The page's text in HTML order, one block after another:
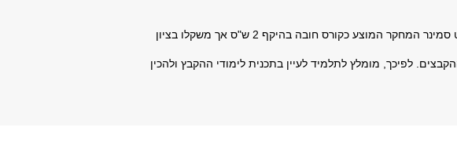
לכל שעה סמסטריאלית בתכנית הלימודים ינתן משקל שווה בשיקלול הציון הסופי בקורס, למעט סמינר המחקר המוצע כקורס חובה בהיקף 2 ש"ס אך משקלו בציון
לפיכך, מומלץ לתלמיד לעיין בתכנית לימודי ההקבץ ולהכין